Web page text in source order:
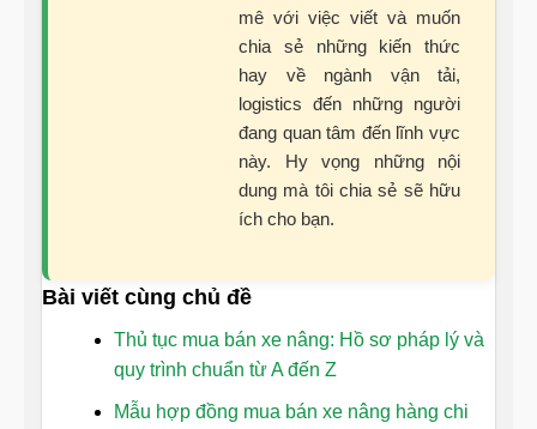
mê với việc viết và muốn
chia sẻ những kiến thức
hay về ngành vận tải,
logistics đến những người
đang quan tâm đến lĩnh vực
này. Hy vọng những nội
dung mà tôi chia sẻ sẽ hữu
ích cho bạn.
Bài viết cùng chủ đề
Thủ tục mua bán xe nâng: Hồ sơ pháp lý và
quy trình chuẩn từ A đến Z
Mẫu hợp đồng mua bán xe nâng hàng chi